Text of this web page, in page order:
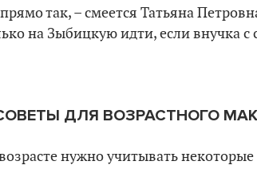
так, – смеется Татьяна
на Зыбицкую идти, если внучка с
ДЛЯ ВОЗРАСТНОГО
нужно учитывать